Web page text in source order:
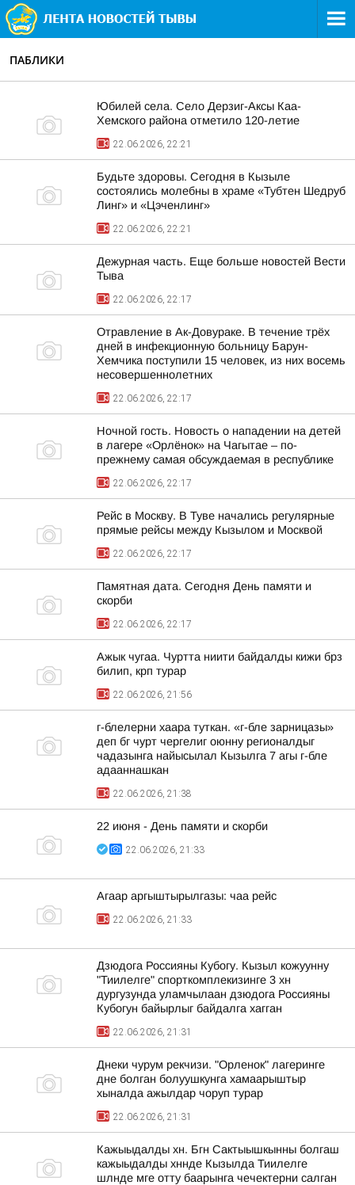
ПАБЛИКИ
Юбилей села. Село Дерзиг-Аксы Каа-
Хемского района отметило 120-летие
22.06.2026, 22:21
Будьте здоровы. Сегодня в Кызыле
состоялись молебны в храме «Тубтен Шедруб
Линг» и «Цэченлинг»
22.06.2026, 22:21
Дежурная часть. Еще больше новостей Вести
Тыва
22.06.2026, 22:17
Отравление в Ак-Довураке. В течение трёх
дней в инфекционную больницу Барун-
Хемчика поступили 15 человек, из них восемь
несовершеннолетних
22.06.2026, 22:17
Ночной гость. Новость о нападении на детей
в лагере «Орлёнок» на Чагытае – по-
прежнему самая обсуждаемая в республике
22.06.2026, 22:17
Рейс в Москву. В Туве начались регулярные
прямые рейсы между Кызылом и Москвой
22.06.2026, 22:17
Памятная дата. Сегодня День памяти и
скорби
22.06.2026, 22:17
Ажык чугаа. Чуртта ниити байдалды кижи брз
билип, крп турар
22.06.2026, 21:56
г-блелерни хаара туткан. «г-бле зарницазы»
деп бг чурт чергелиг оюнну регионалдыг
чадазынга найысылал Кызылга 7 агы г-бле
адааннашкан
22.06.2026, 21:38
22 июня - День памяти и скорби
22.06.2026, 21:33
Агаар аргыштырылгазы: чаа рейс
22.06.2026, 21:33
Дзюдога Россияны Кубогу. Кызыл кожуунну
"Тиилелге" спорткомплекизинге 3 хн
дургузунда уламчылаан дзюдога Россияны
Кубогун байырлыг байдалга хагган
22.06.2026, 21:31
Днеки чурум рекчизи. "Орленок" лагеринге
дне болган болуушкунга хамаарыштыр
хыналда ажылдар чоруп турар
22.06.2026, 21:31
Кажыыдалды хн. Бгн Сактыышкынны болгаш
кажыыдалды хннде Кызылда Тиилелге
шлнде мге отту баарынга чечектерни салган